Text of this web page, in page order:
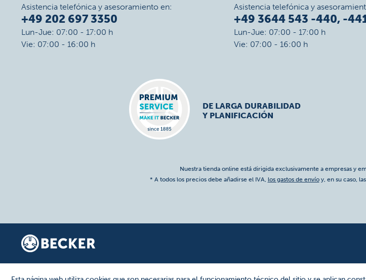
Asistencia telefónica y asesoramiento en:
+49 202 697 3350
Lun-Jue: 07:00 - 17:00 h
Vie: 07:00 - 16:00 h
Asistencia telefónica y
+49 3644 543 -440, -
Lun-Jue: 07:00 - 17:00 h
Vie: 07:00 - 16:00 h
DE LARGA DURABILIDAD
Y PLANIFICACIÓN
Nuestra tienda online está dirigida exclusivamente a empresas y
* A todos los precios debe añadirse el IVA, los gastos de envíoy, en su caso,